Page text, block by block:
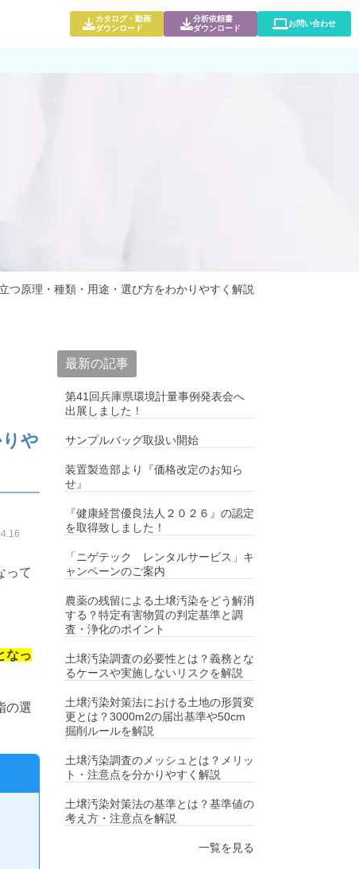
カタログ・動画
ダウンロード
分析依頼書
ダウンロード
お問い合わせ
つ原理・種類・用途・選び方をわかりやすく解説
や
って
なっ
の選
最新の記事
第41回兵庫県環境計量事例発表会へ
出展しました！
サンプルバッグ取扱い開始
装置製造部より『価格改定のお知ら
せ』
『健康経営優良法人２０２６』の認定
を取得致しました！
「ニゲテック レンタルサービス」キ
ャンペーンのご案内
農薬の残留による土壌汚染をどう解消
する？特定有害物質の判定基準と調
査・浄化のポイント
土壌汚染調査の必要性とは？義務とな
るケースや実施しないリスクを解説
土壌汚染対策法における土地の形質変
更とは？3000m2の届出基準や50cm
掘削ルールを解説
土壌汚染調査のメッシュとは？メリッ
ト・注意点を分かりやすく解説
土壌汚染対策法の基準とは？基準値の
考え方・注意点を解説
一覧を見る